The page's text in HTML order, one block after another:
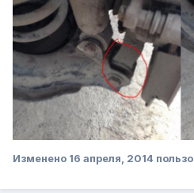
Изменено 16 апреля, 2014